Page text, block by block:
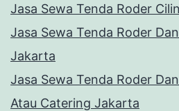
Jasa Sewa Tenda Roder
Jasa Sewa Tenda Roder
Jakarta
Jasa Sewa Tenda Roder
Atau Catering Jakarta